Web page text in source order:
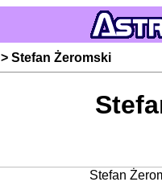
> Stefan Żeromski